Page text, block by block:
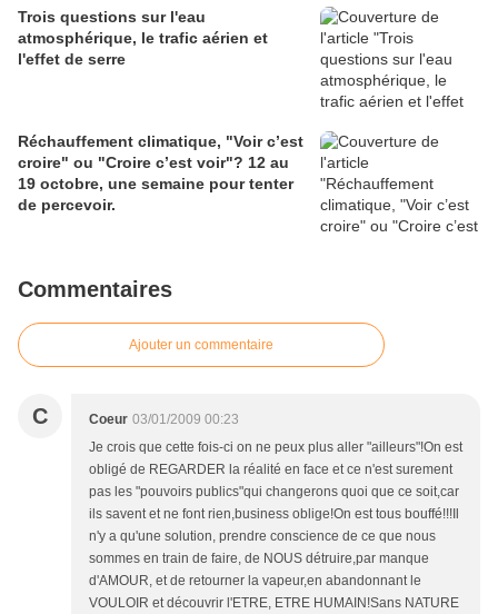
Trois questions sur l'eau
atmosphérique, le trafic aérien et
l'effet de serre
Réchauffement climatique, "Voir c’est
croire" ou "Croire c’est voir"? 12 au
19 octobre, une semaine pour tenter
de percevoir.
Commentaires
Ajouter un commentaire
C Coeur 03/01/2009 00:23
Je crois que cette fois-ci on ne peux plus aller "ailleurs"!On est
obligé de REGARDER la réalité en face et ce n'est surement
pas les "pouvoirs publics"qui changerons quoi que ce soit,car
ils savent et ne font rien,business oblige!On est tous bouffé!!!Il
n'y a qu'une solution, prendre conscience de ce que nous
sommes en train de faire, de NOUS détruire,par manque
d'AMOUR, et de retourner la vapeur,en abandonnant le
VOULOIR et découvrir l'ETRE, ETRE HUMAIN!Sans NATURE